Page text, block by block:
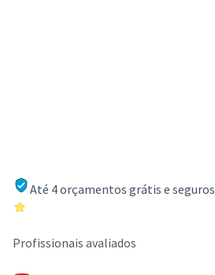
Até 4 orçamentos grátis e seguros
Profissionais avaliados